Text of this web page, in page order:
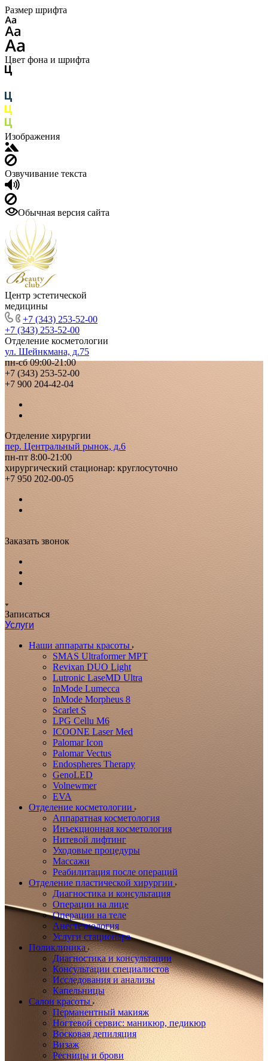
Размер шрифта
Цвет фона и шрифта
Изображения
Озвучивание текста
Обычная версия сайта
Центр эстетической
медицины
+7 (343) 253-52-00
+7 (343) 253-52-00
Отделение косметологии
ул. Шейнкмана, д.75
пн-сб 09:00-21:00
+7 (343) 253-52-00
+7 900 204-42-04
Отделение хирургии
пер. Центральный рынок, д.6
пн-пт 8:00-21:00
хирургический стационар: круглосуточно
+7 950 202-00-05
Заказать звонок
Записаться
Услуги
Наши аппараты красоты
SMAS Ultraformer MPT
Revixan DUO Light
Lutronic LaseMD Ultra
InMode Lumecca
InMode Morpheus 8
Scarlet S
LPG Cellu M6
ICOONE Laser Med
Palomar Icon
Palomar Vectus
Endospheres Therapy
GenoLED
Volnewmer
EVA
Отделение косметологии
Аппаратная косметология
Инъекционная косметология
Нитевой лифтинг
Уходовые процедуры
Массажи
Реабилитация после операций
Отделение пластической хирургии
Диагностика и консультация
Операции на лице
Операции на теле
Анестезиология
Услуги стационара
Поликлиника
Диагностика и консультации
Консультации специалистов
Исследования и анализы
Капельницы
Салон красоты
Перманентный макияж
Ногтевой сервис: маникюр, педикюр
Восковая депиляция
Визаж
Ресницы и брови